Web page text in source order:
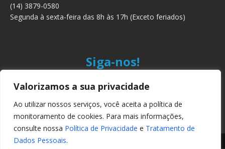
Valorizamos a sua privacidade
Ao utilizar nossos serviços, você aceita a política de
monitoramento de cookies. Para mais informações,
consulte nossa Política de Privacidade e Tratamento de
Dados Pessoais.
(14) 3879-0580
Segunda à sexta-feira das 8h às 17h (Exceto feriados)
Siga-nos!
Copyright © 2024 Alternativa Sistemas Ltda. Todos os direitos